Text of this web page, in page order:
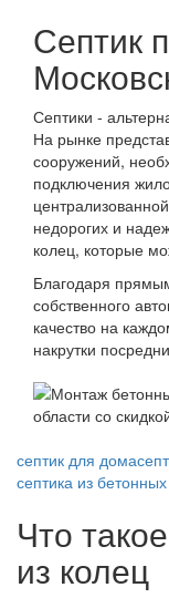
Септик
Септики -
На рынке
сооружений,
подключения
недорогих и
колец, которые
Благодаря
собственного
качество на
накрутки
септик для дома
септика из
Что
из колец